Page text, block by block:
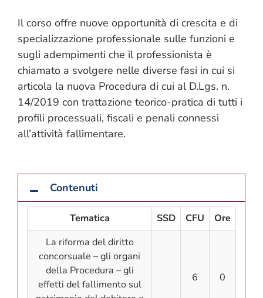
Il corso offre nuove opportunità di crescita e di
specializzazione professionale sulle funzioni e
sugli adempimenti che il professionista è
chiamato a svolgere nelle diverse fasi in cui si
articola la nuova Procedura di cui al D.Lgs. n.
14/2019 con trattazione teorico-pratica di tutti i
profili processuali, fiscali e penali connessi
all’attività fallimentare.
Contenuti
Tematica SSD CFU
Ore
La riforma del diritto
concorsuale – gli organi
della Procedura – gli
effetti del fallimento sul
6 0